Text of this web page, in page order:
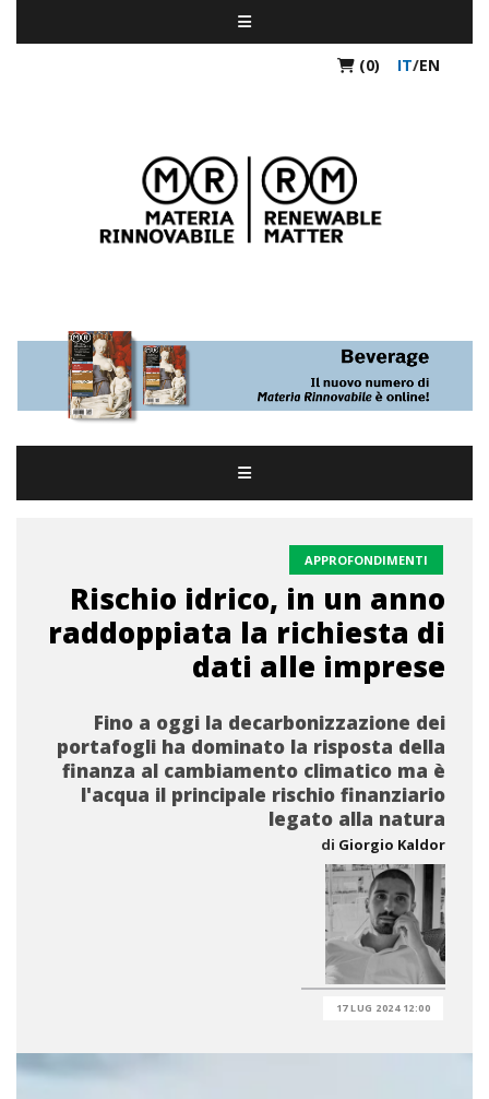
(0) IT/EN
APPROFONDIMENTI
Rischio idrico, in un anno
raddoppiata la richiesta di
dati alle imprese
Fino a oggi la decarbonizzazione dei
portafogli ha dominato la risposta della
finanza al cambiamento climatico ma è
l'acqua il principale rischio finanziario
legato alla natura
di Giorgio Kaldor
17 LUG 2024 12:00